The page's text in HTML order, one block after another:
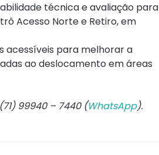
técnica e avaliação para
Acesso Norte e Retiro, em
acessíveis para melhorar a
ao deslocamento em áreas
99940 – 7440 (WhatsApp).